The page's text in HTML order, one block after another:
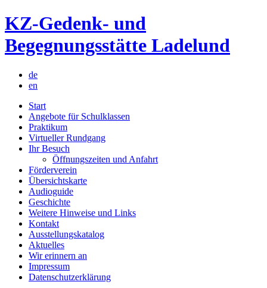
Skip
to
content
KZ-Gedenk- und
Begegnungsstätte Ladelund
de
en
Start
Angebote für Schulklassen
Praktikum
Virtueller Rundgang
Ihr Besuch
Öffnungszeiten und Anfahrt
Förderverein
Übersichtskarte
Audioguide
Geschichte
Weitere Hinweise und Links
Kontakt
Ausstellungskatalog
Aktuelles
Wir erinnern an
Impressum
Datenschutzerklärung